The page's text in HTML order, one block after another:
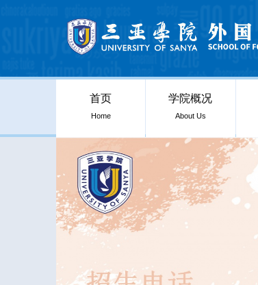
首页
Home
学院概况
About Us